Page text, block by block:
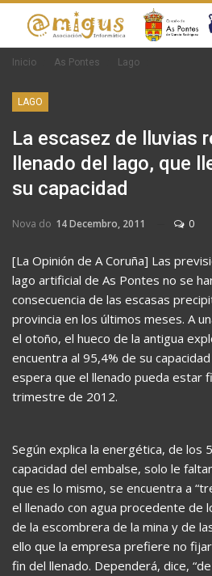
Inicio As Pontes Lago
LAGO
La escasez de lluvias
llenado del lago, que
su capacidad
Nova do 14 Decembro, 2011 0
[La Opinión de A Coruña] Las
lago artificial de As Pontes no se
consecuencia de las escasas
provincia en los últimos meses. A
el otoño, el hueco de la antigua
encuentra al 95,4% de su
espera que el llenado pueda estar
trimestre de 2012.
Según explica la energética, de los
capacidad del embalse, solo le
que es lo mismo, se encuentra a
el llenado con agua procedente de
de la escombrera de la mina y de
ello que la empresa prefiere no
fin del llenado. Dependerá, dice,